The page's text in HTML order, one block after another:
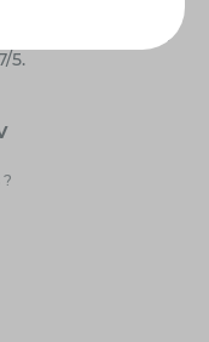
5262 clients
une note de
5.